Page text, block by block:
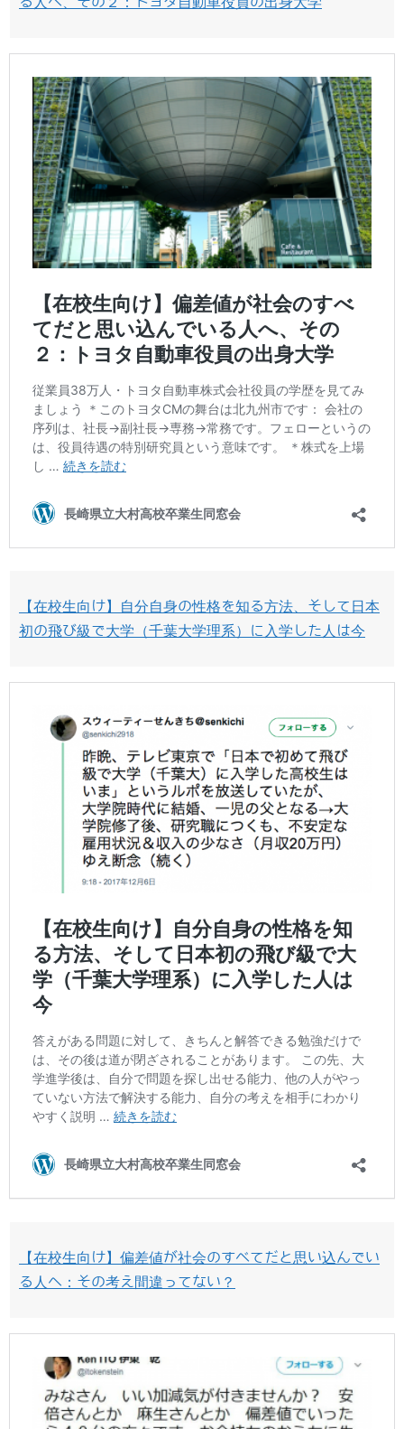
【在校生向け】自分自身の性格を知る方法、そして日本
初の飛び級で大学（千葉大学理系）に入学した人は今
【在校生向け】偏差値が社会のすべてだと思い込んでい
る人へ：その考え間違ってない？